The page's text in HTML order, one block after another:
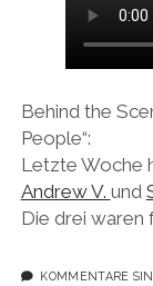
Behind the
People“:
Letzte Woche
Andrew V. und
Die drei waren
KOMMENTARE